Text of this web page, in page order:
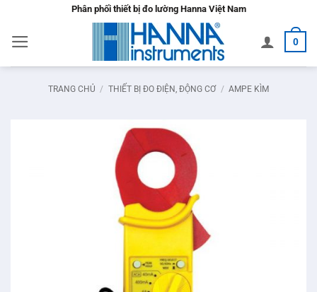
nội
dung
Phân phối thiết bị đo lường Hanna Việt Nam
0
TRANG CHỦ / THIẾT BỊ ĐO ĐIỆN, ĐỘNG CƠ / AMPE KÌM